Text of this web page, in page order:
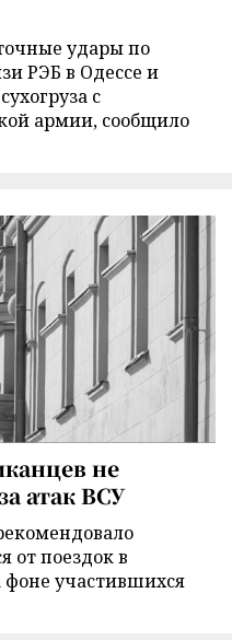
удары по
РЭБ в Одессе и
с
армии, сообщило
не
атак ВСУ
от поездок в
участившихся